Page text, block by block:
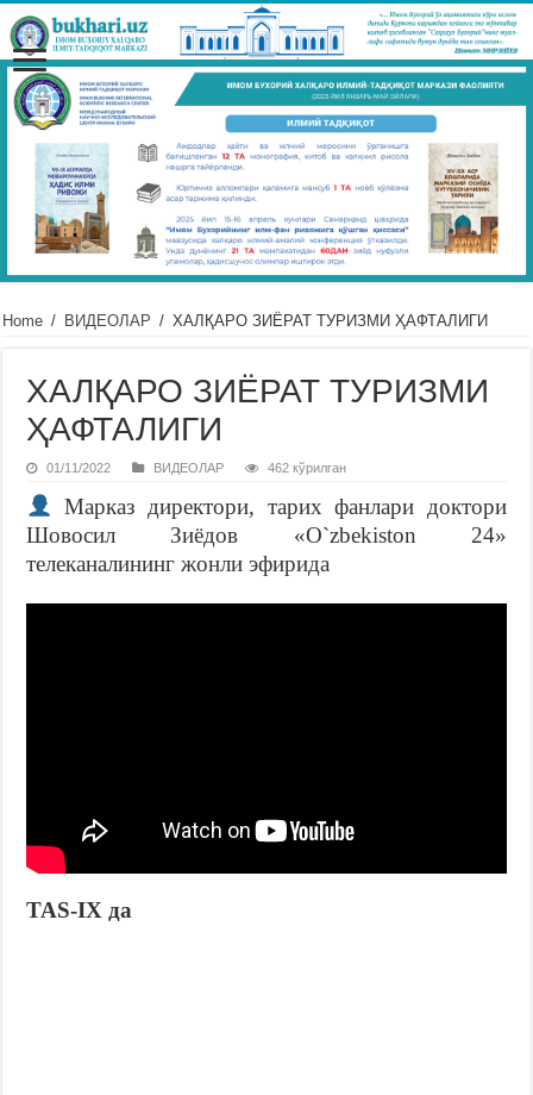
Home / ВИДЕОЛАР / ХАЛҚАРО ЗИЁРАТ ТУРИЗМИ ҲАФТАЛИГИ
ХАЛҚАРО ЗИЁРАТ ТУРИЗМИ
ҲАФТАЛИГИ
01/11/2022 ВИДЕОЛАР 462 кўрилган
Марказ директори, тарих фанлари доктори
Шовосил Зиёдов «O`zbekiston 24»
телеканалининг жонли эфирида
TAS-IX да